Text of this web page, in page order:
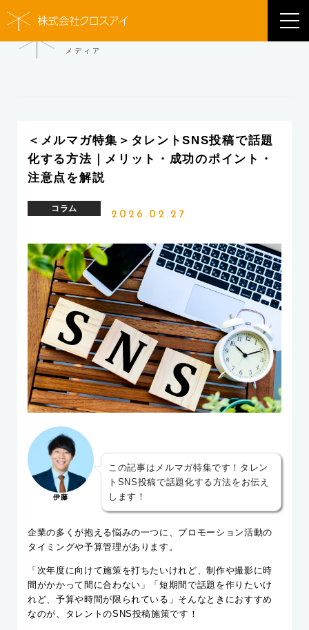
MEDIA
メディア
＜メルマガ特集＞タレントSNS投稿で話題
化する方法｜メリット・成功のポイント・
注意点を解説
コラム
2026.02.27
伊藤
この記事はメルマガ特集です！タレン
トSNS投稿で話題化する方法をお伝え
します！
企業の多くが抱える悩みの一つに、プロモーション活動の
タイミングや予算管理があります。
「次年度に向けて施策を打ちたいけれど、制作や撮影に時
間がかかって間に合わない」「短期間で話題を作りたいけ
れど、予算や時間が限られている」そんなときにおすすめ
なのが、タレントのSNS投稿施策です！